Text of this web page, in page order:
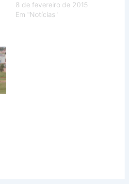
8 de fevereiro de 2015
Em "Notícias"